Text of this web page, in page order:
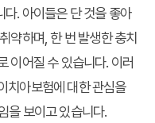
. 아이들은 단 것을 좋아
약하며, 한 번 발생한 충치
이어질 수 있습니다. 이러
치아보험에 대한 관심을
을 보이고 있습니다.